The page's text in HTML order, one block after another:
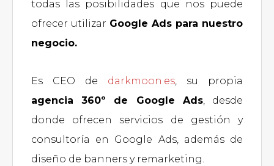
todas las posibilidades que nos puede
ofrecer utilizar Google Ads para nuestro
negocio.
Es CEO de darkmoon.es, su propia
agencia 360º de Google Ads, desde
donde ofrecen servicios de gestión y
consultoría en Google Ads, además de
diseño de banners y remarketing.